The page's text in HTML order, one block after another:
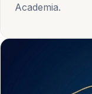
Academia.